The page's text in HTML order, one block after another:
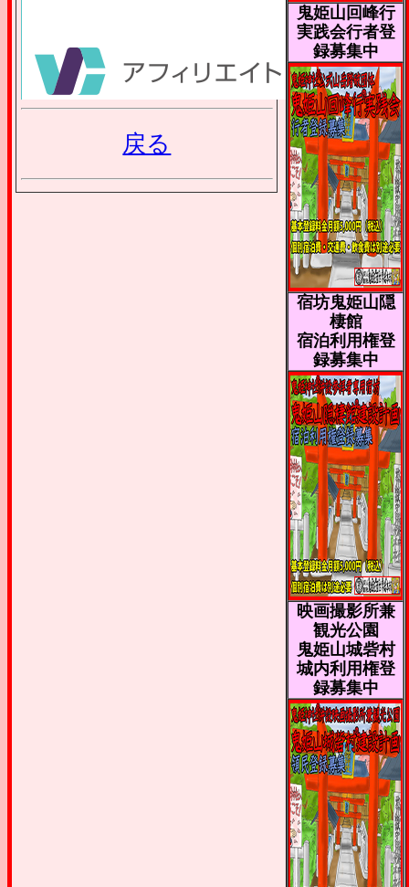
戻る
鬼姫山回峰行
実践会行者登
録募集中
宿坊鬼姫山隠
棲館
宿泊利用権登
録募集中
映画撮影所兼
観光公園
鬼姫山城砦村
城内利用権登
録募集中